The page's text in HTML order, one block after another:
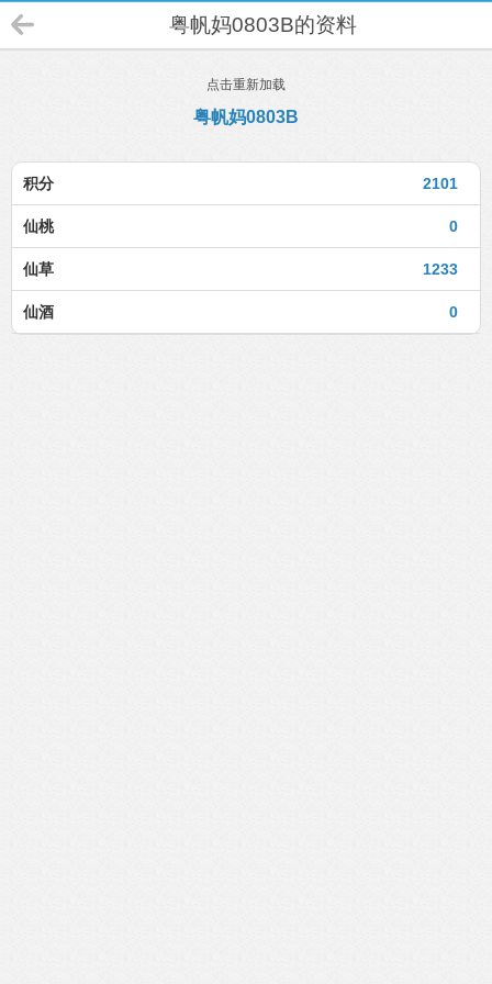
粤帆妈0803B的资料
点击重新加载
粤帆妈0803B
2101
积分
0
仙桃
1233
仙草
0
仙酒